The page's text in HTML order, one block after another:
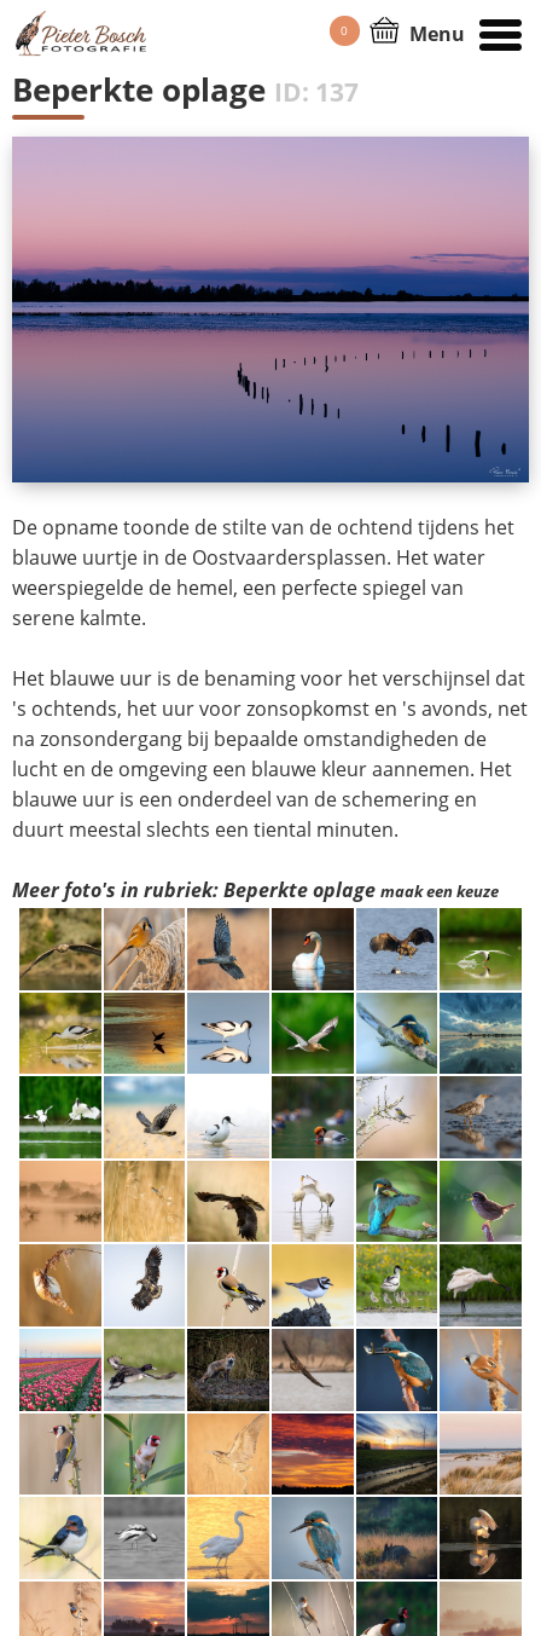
0 Menu
HOME/PORTFOLIO
Beperkte oplage ID: 137
De opname toonde de stilte van de ochtend tijdens het
blauwe uurtje in de Oostvaardersplassen. Het water
weerspiegelde de hemel, een perfecte spiegel van
serene kalmte.
Het blauwe uur is de benaming voor het verschijnsel dat
's ochtends, het uur voor zonsopkomst en 's avonds, net
na zonsondergang bij bepaalde omstandigheden de
lucht en de omgeving een blauwe kleur aannemen. Het
blauwe uur is een onderdeel van de schemering en
duurt meestal slechts een tiental minuten.
Meer foto's in rubriek: Beperkte oplage maak een keuze